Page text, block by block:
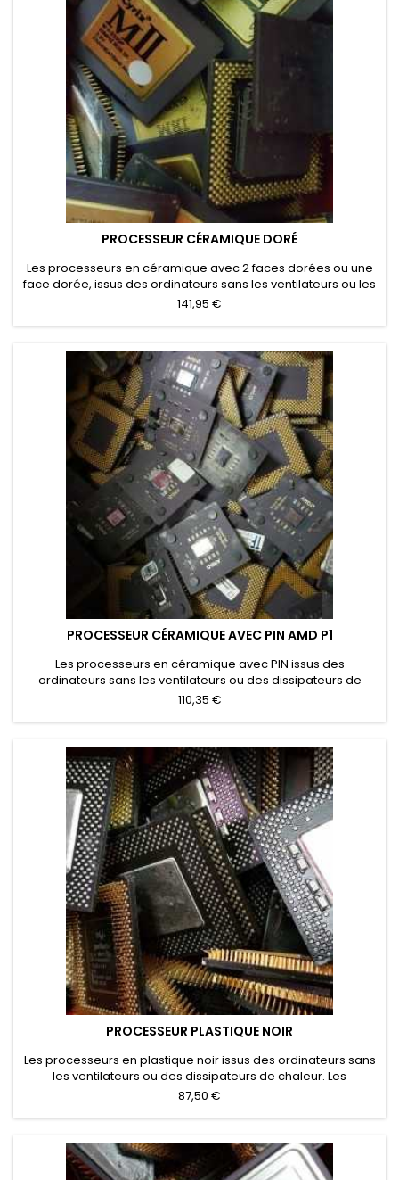
PROCESSEUR CÉRAMIQUE DORÉ
Les processeurs en céramique avec 2 faces dorées ou une
face dorée, issus des ordinateurs sans les ventilateurs ou les
dissipateurs de chaleur. Les processeurs en plastique avec
prix d'achat particulier.
141,95 €
PROCESSEUR CÉRAMIQUE AVEC PIN AMD P1
Les processeurs en céramique avec PIN issus des
ordinateurs sans les ventilateurs ou des dissipateurs de
chaleur. Les processeurs avec une plaque de
particulier.
110,35 €
PROCESSEUR PLASTIQUE NOIR
Les processeurs en plastique noir issus des ordinateurs sans
les ventilateurs ou des dissipateurs de chaleur. Les
processeurs en plastique avec une plaque de
particulier.
87,50 €